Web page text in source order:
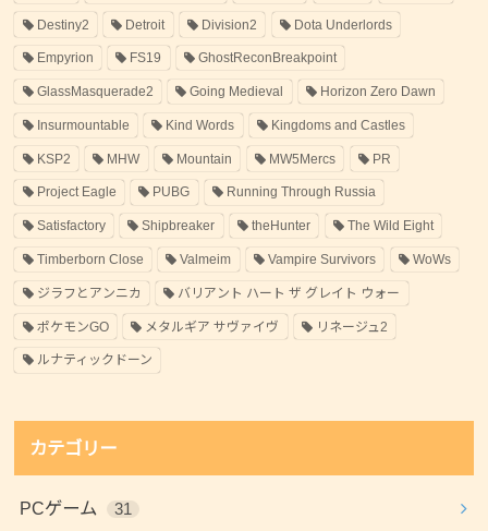
Destiny2 Detroit Division2 Dota Underlords
Empyrion FS19 GhostReconBreakpoint
GlassMasquerade2 Going Medieval Horizon Zero Dawn
Insurmountable Kind Words Kingdoms and Castles
KSP2 MHW Mountain MW5Mercs PR
Project Eagle PUBG Running Through Russia
Satisfactory Shipbreaker theHunter The Wild Eight
Timberborn Close Valmeim Vampire Survivors WoWs
ジラフとアンニカ バリアント ハート ザ グレイト ウォー
ポケモンGO メタルギア サヴァイヴ リネージュ2
ルナティックドーン
カテゴリー
PCゲーム 31